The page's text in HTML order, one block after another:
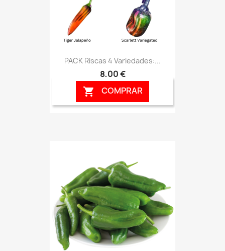
PACK Riscas 4 Variedades:...
8,00 €
 COMPRAR